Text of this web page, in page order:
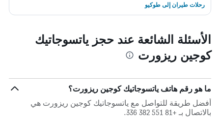
رحلات طيران إلى طوكيو
الأسئلة الشائعة عند حجز ياتسوجاتيك
كوجين ريزورت
ما هو رقم هاتف ياتسوجاتيك كوجين ريزورت؟
أفضل طريقة للتواصل مع ياتسوجاتيك كوجين ريزورت هي
بالاتصال بـ +81 551 382 336.